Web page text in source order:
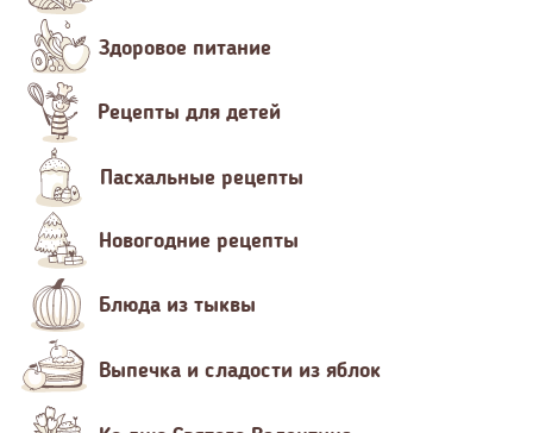
Здоровое питание
Рецепты для детей
Пасхальные рецепты
Новогодние рецепты
Блюда из тыквы
Выпечка и сладости из яблок